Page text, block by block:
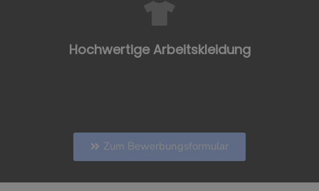
Hochwertige Arbeitskleidung
Zum Bewerbungsformular